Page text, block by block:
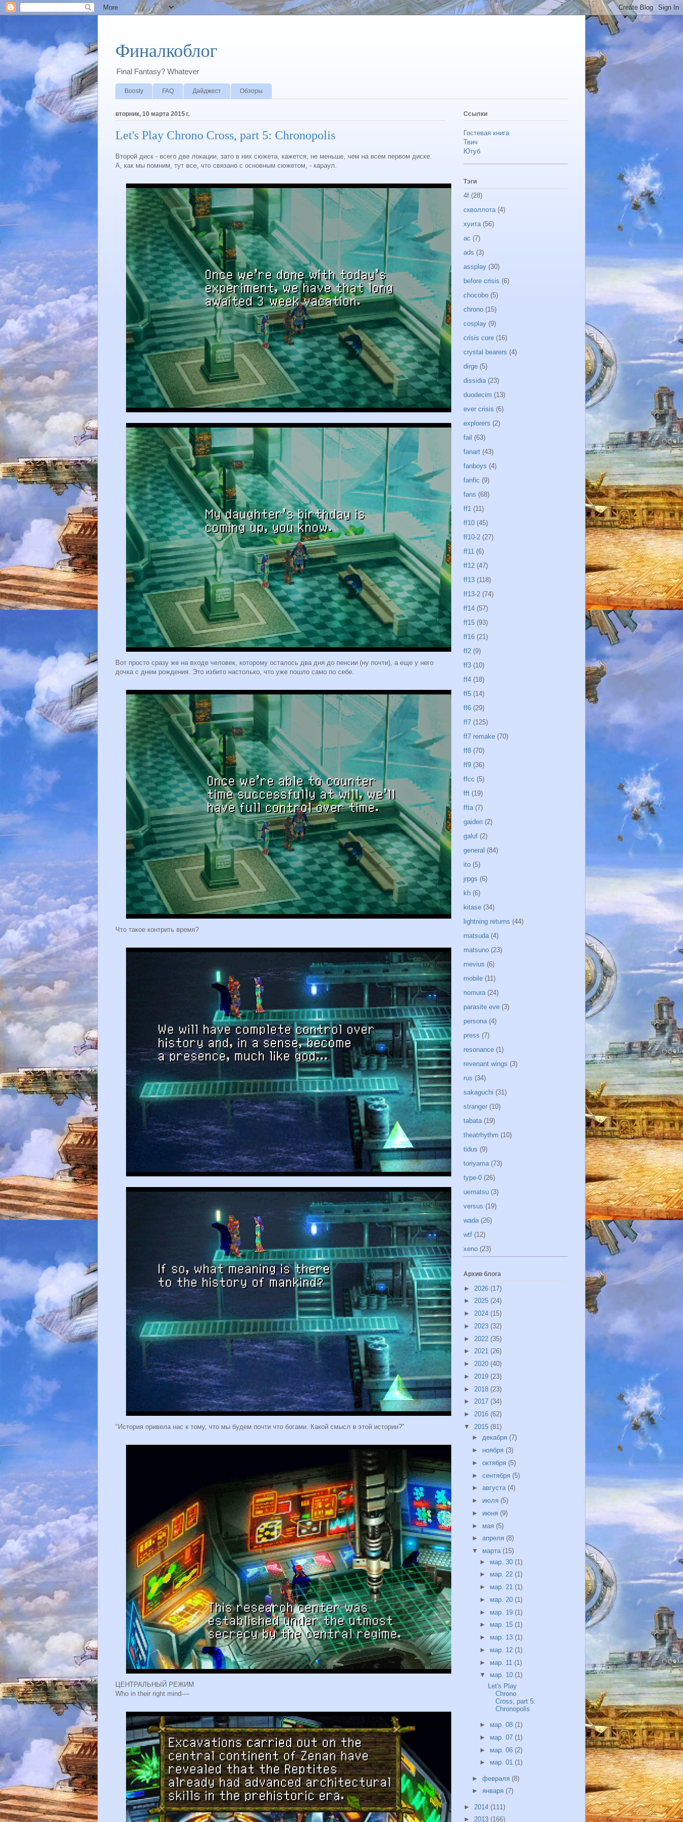
Финалкоблог
Final Fantasy? Whatever
Boosty FAQ Дайджест Обзоры
вторник, 10 марта 2015 г.
Let's Play Chrono Cross, part 5: Chronopolis
Второй диск - всего две локации, зато в них сюжета, кажется, не меньше, чем на всем первом диске.
А, как мы помним, тут все, что связано с основным сюжетом, - караул.
Вот просто сразу же на входе человек, которому осталось два дня до пенсии (ну почти), а еще у него
дочка с днем рождения. Это избито настолько, что уже пошло само по себе.
Что такое контрить время?
"История привела нас к тому, что мы будем почти что богами. Какой смысл в этой истории?"
ЦЕНТРАЛЬНЫЙ РЕЖИМ
Who in their right mind----
Ссылки
Гостевая книга
Твич
Ютуб
Тэги
4f (28)
скволлота (4)
хуита (56)
ac (7)
ads (3)
assplay (30)
before crisis (6)
chocobo (5)
chrono (15)
cosplay (9)
crisis core (16)
crystal bearers (4)
dirge (5)
dissidia (23)
duodecim (13)
ever crisis (6)
explorers (2)
fail (63)
fanart (43)
fanboys (4)
fanfic (9)
fans (68)
ff1 (11)
ff10 (45)
ff10-2 (27)
ff11 (6)
ff12 (47)
ff13 (118)
ff13-2 (74)
ff14 (57)
ff15 (93)
ff16 (21)
ff2 (9)
ff3 (10)
ff4 (18)
ff5 (14)
ff6 (29)
ff7 (125)
ff7 remake (70)
ff8 (70)
ff9 (36)
ffcc (5)
fft (19)
ffta (7)
gaiden (2)
galuf (2)
general (84)
ito (5)
jrpgs (6)
kh (6)
kitase (34)
lightning returns (44)
matsuda (4)
matsuno (23)
mevius (6)
mobile (11)
nomura (24)
parasite eve (3)
persona (4)
press (7)
resonance (1)
revenant wings (3)
rus (34)
sakaguchi (31)
stranger (10)
tabata (19)
theatrhythm (10)
tidus (9)
toriyama (73)
type-0 (26)
uematsu (3)
versus (19)
wada (26)
wtf (12)
xeno (23)
Архив блога
► 2026 (17)
► 2025 (24)
► 2024 (15)
► 2023 (32)
► 2022 (35)
► 2021 (26)
► 2020 (40)
► 2019 (23)
► 2018 (23)
► 2017 (34)
► 2016 (62)
▼ 2015 (81)
► декабря (7)
► ноября (3)
► октября (5)
► сентября (5)
► августа (4)
► июля (5)
► июня (9)
► мая (5)
► апреля (8)
▼ марта (15)
► мар. 30(1)
► мар. 22(1)
► мар. 21(1)
► мар. 20(1)
► мар. 19(1)
► мар. 15(1)
► мар. 13(1)
► мар. 12(1)
► мар. 11(1)
▼ мар. 10(1)
Let's Play
Chrono
Cross, part 5:
Chronopolis
► мар. 08(1)
► мар. 07(1)
► мар. 06(2)
► мар. 01(1)
► февраля (8)
► января (7)
► 2014 (111)
► 2013 (166)